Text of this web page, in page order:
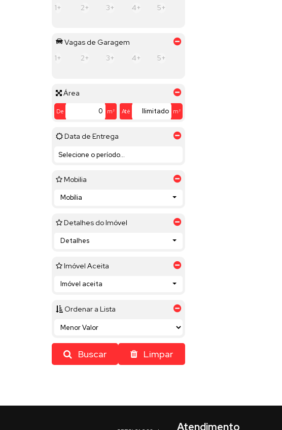
1+
2+ 3+ 4+ 5+
Vagas de Garagem
1+
2+ 3+ 4+ 5+
Área
De m² Até m²
Data de Entrega
Mobilia
Mobília
Detalhes do Imóvel
Detalhes
Imóvel Aceita
Imóvel aceita
Ordenar a Lista
Buscar Limpar